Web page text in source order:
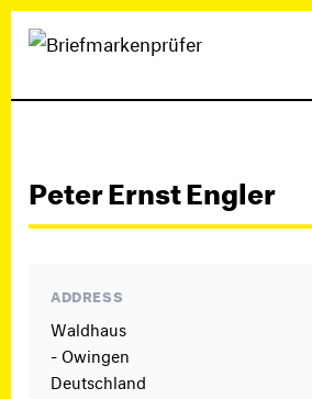
Peter Ernst Engler
ADDRESS
Waldhaus
- Owingen
Deutschland